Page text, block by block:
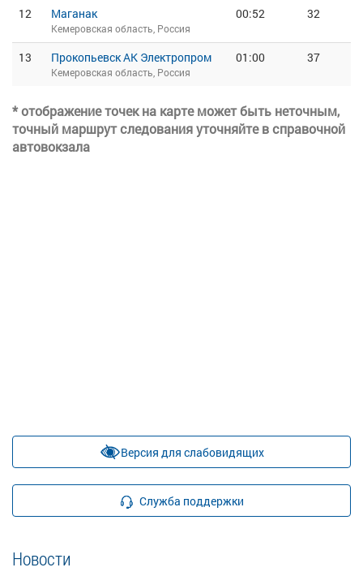
12 Маганак
Кемеровская область, Россия
00:52 32
13 Прокопьевск АК Электропром
Кемеровская область, Россия
01:00 37
* отображение точек на карте может быть неточным,
точный маршрут следования уточняйте в справочной
автовокзала
Версия для слабовидящих
Служба поддержки
Новости